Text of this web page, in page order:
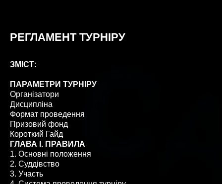
РЕГЛАМЕНТ ТУРНІРУ
ЗМІСТ:
ПАРАМЕТРИ ТУРНІРУ
Організатори
Дисципліна
Формат проведення
Призовий фонд
Короткий Гайд
ГЛАВА I. ПРАВИЛА
1. Основні положення
2. Суддівство
3. Участь